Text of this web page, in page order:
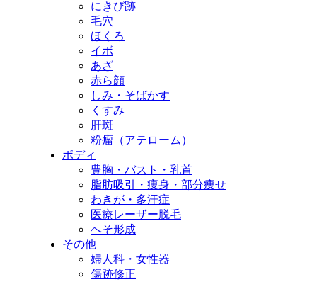
にきび跡
毛穴
ほくろ
イボ
あざ
赤ら顔
しみ・そばかす
くすみ
肝斑
粉瘤（アテローム）
ボディ
豊胸・バスト・乳首
脂肪吸引・痩身・部分痩せ
わきが・多汗症
医療レーザー脱毛
へそ形成
その他
婦人科・女性器
傷跡修正